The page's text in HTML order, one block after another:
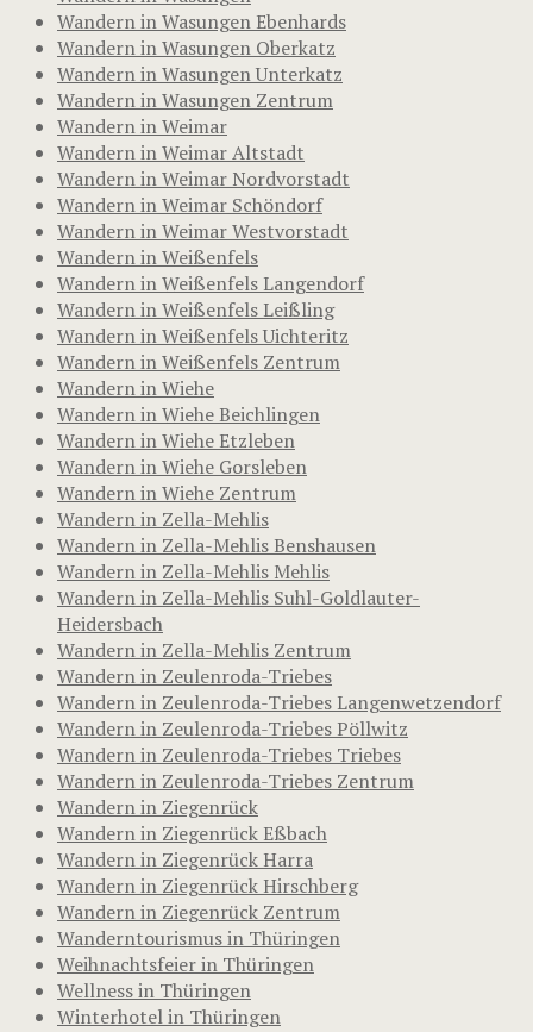
Wandern in Wasungen Ebenhards
Wandern in Wasungen Oberkatz
Wandern in Wasungen Unterkatz
Wandern in Wasungen Zentrum
Wandern in Weimar
Wandern in Weimar Altstadt
Wandern in Weimar Nordvorstadt
Wandern in Weimar Schöndorf
Wandern in Weimar Westvorstadt
Wandern in Weißenfels
Wandern in Weißenfels Langendorf
Wandern in Weißenfels Leißling
Wandern in Weißenfels Uichteritz
Wandern in Weißenfels Zentrum
Wandern in Wiehe
Wandern in Wiehe Beichlingen
Wandern in Wiehe Etzleben
Wandern in Wiehe Gorsleben
Wandern in Wiehe Zentrum
Wandern in Zella-Mehlis
Wandern in Zella-Mehlis Benshausen
Wandern in Zella-Mehlis Mehlis
Wandern in Zella-Mehlis Suhl-Goldlauter-
Heidersbach
Wandern in Zella-Mehlis Zentrum
Wandern in Zeulenroda-Triebes
Wandern in Zeulenroda-Triebes Langenwetzendorf
Wandern in Zeulenroda-Triebes Pöllwitz
Wandern in Zeulenroda-Triebes Triebes
Wandern in Zeulenroda-Triebes Zentrum
Wandern in Ziegenrück
Wandern in Ziegenrück Eßbach
Wandern in Ziegenrück Harra
Wandern in Ziegenrück Hirschberg
Wandern in Ziegenrück Zentrum
Wanderntourismus in Thüringen
Weihnachtsfeier in Thüringen
Wellness in Thüringen
Winterhotel in Thüringen